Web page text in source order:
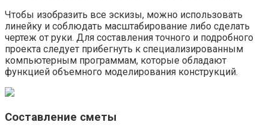
Чтобы изобразить все эскизы, можно использовать
линейку и соблюдать масштабирование либо сделать
чертеж от руки. Для составления точного и подробного
проекта следует прибегнуть к специализированным
компьютерным программам, которые обладают
функцией объемного моделирования конструкций.
Составление сметы